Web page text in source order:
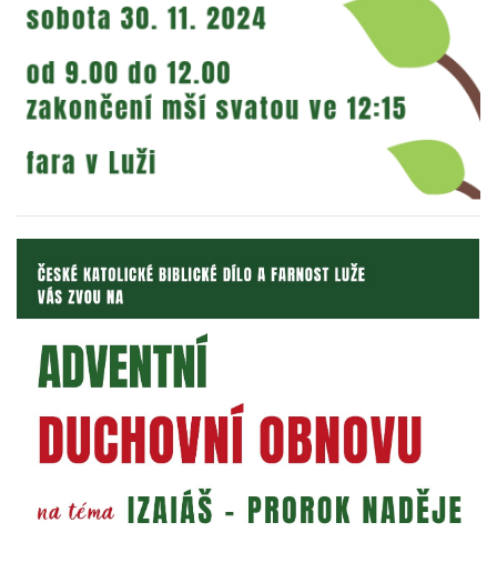
© 2026 eStránky.cz Zpracování dat